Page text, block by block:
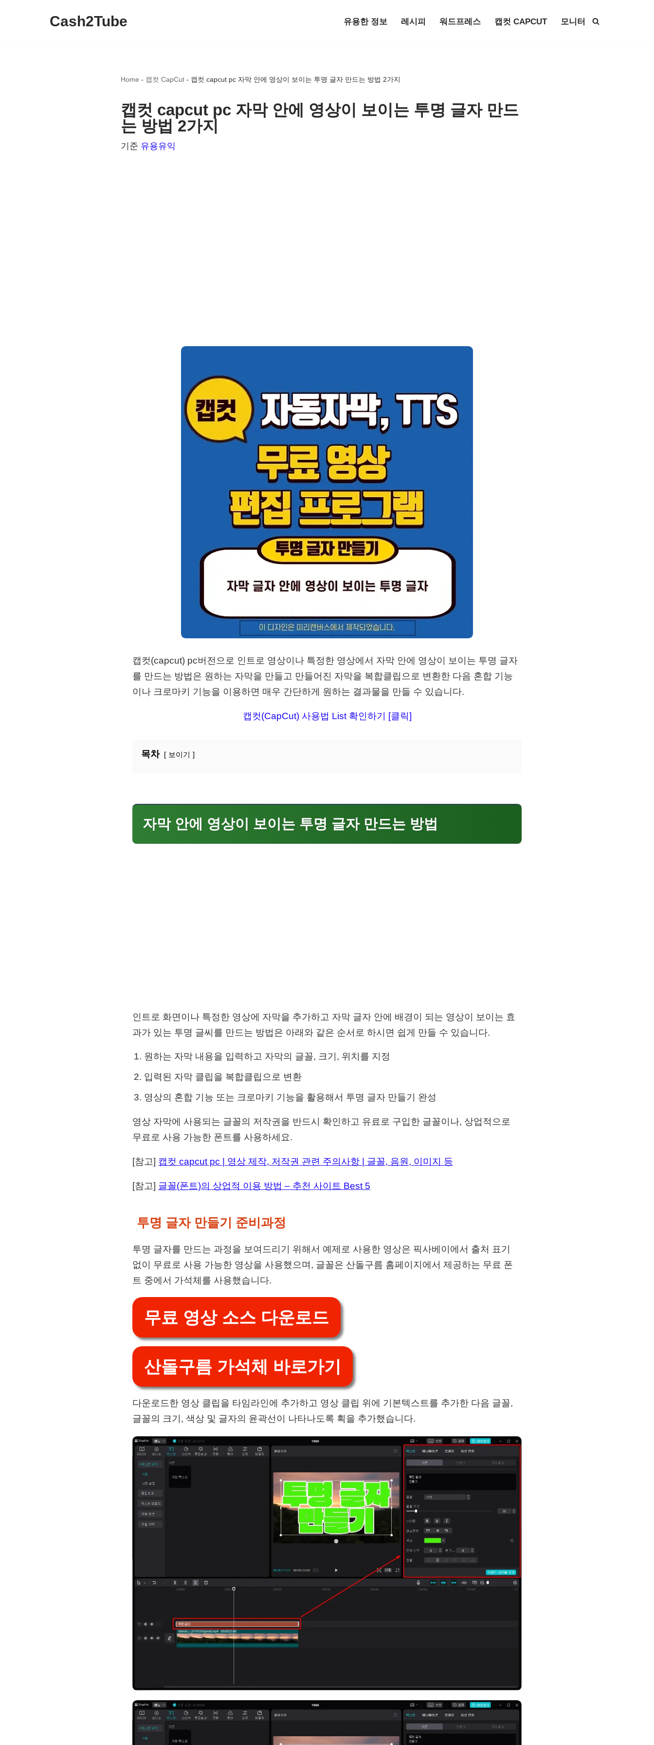
Cash2Tube 유용한 정보 레시피 워드프레스 캡컷 CAPCUT 모니터
Home - 캡컷 CapCut - 캡컷 capcut pc 자막 안에 영상이 보이는 투명 글자 만드는 방법 2가지
캡컷 capcut pc 자막 안에 영상이 보이는 투명 글자 만드
는 방법 2가지
기준 유용유익
캡컷(capcut) pc버전으로 인트로 영상이나 특정한 영상에서 자막 안에 영상이 보이는 투명 글자
를 만드는 방법은 원하는 자막을 만들고 만들어진 자막을 복합클립으로 변환한 다음 혼합 기능
이나 크로마키 기능을 이용하면 매우 간단하게 원하는 결과물을 만들 수 있습니다.
캡컷(CapCut) 사용법 List 확인하기 [클릭]
목차 보이기
자막 안에 영상이 보이는 투명 글자 만드는 방법
인트로 화면이나 특정한 영상에 자막을 추가하고 자막 글자 안에 배경이 되는 영상이 보이는 효
과가 있는 투명 글씨를 만드는 방법은 아래와 같은 순서로 하시면 쉽게 만들 수 있습니다.
원하는 자막 내용을 입력하고 자막의 글꼴, 크기, 위치를 지정
입력된 자막 클립을 복합클립으로 변환
영상의 혼합 기능 또는 크로마키 기능을 활용해서 투명 글자 만들기 완성
영상 자막에 사용되는 글꼴의 저작권을 반드시 확인하고 유료로 구입한 글꼴이나, 상업적으로
무료로 사용 가능한 폰트를 사용하세요.
[참고] 캡컷 capcut pc | 영상 제작, 저작권 관련 주의사항 | 글꼴, 음원, 이미지 등
[참고] 글꼴(폰트)의 상업적 이용 방법 – 추천 사이트 Best 5
투명 글자 만들기 준비과정
투명 글자를 만드는 과정을 보여드리기 위해서 예제로 사용한 영상은 픽사베이에서 출처 표기
없이 무료로 사용 가능한 영상을 사용했으며, 글꼴은 산돌구름 홈페이지에서 제공하는 무료 폰
트 중에서 가석체를 사용했습니다.
무료 영상 소스 다운로드
산돌구름 가석체 바로가기
다운로드한 영상 클립을 타임라인에 추가하고 영상 클립 위에 기본텍스트를 추가한 다음 글꼴,
글꼴의 크기, 색상 및 글자의 윤곽선이 나타나도록 획을 추가했습니다.